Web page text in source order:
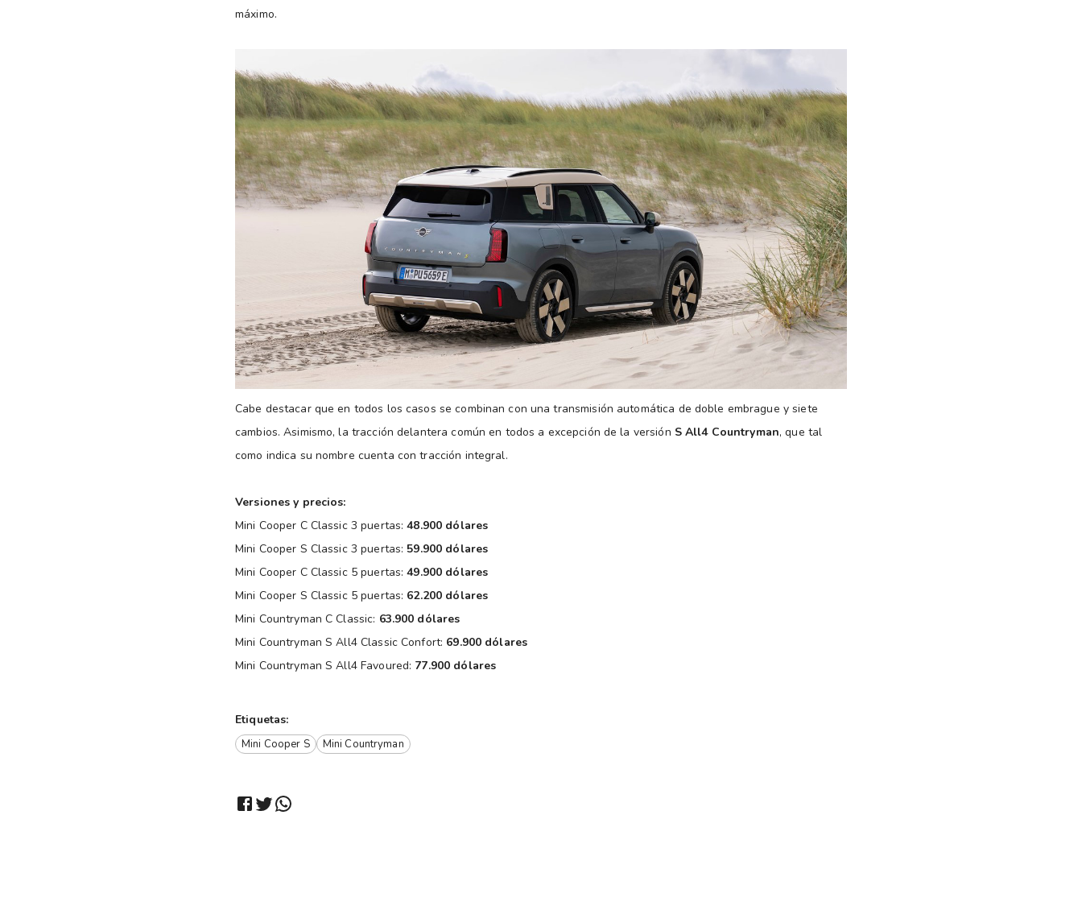
máximo.
Cabe destacar que en todos los casos se combinan con una transmisión automática de doble embrague y siete
cambios. Asimismo, la tracción delantera común en todos a excepción de la versión S All4 Countryman, que tal
como indica su nombre cuenta con tracción integral.
Versiones y precios:
Mini Cooper C Classic 3 puertas:48.900 dólares
Mini Cooper S Classic 3 puertas: 59.900 dólares
Mini Cooper C Classic 5 puertas:49.900 dólares
Mini Cooper S Classic 5 puertas: 62.200 dólares
Mini Countryman C Classic: 63.900 dólares
Mini Countryman S All4 Classic Confort: 69.900 dólares
Mini Countryman S All4 Favoured: 77.900 dólares
Etiquetas:
Mini Cooper S Mini Countryman